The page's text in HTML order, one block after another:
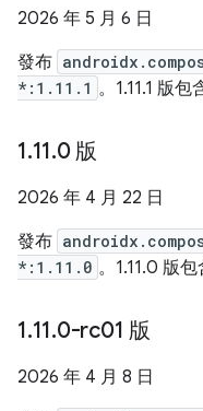
2026 年 5 月 6 日
發布
*:1.11.1 。1.11.1 版包
1.11.0 版
2026 年 4 月 22 日
發布
*:1.11.0 。1.11.0 版包
1.11.0-rc01 版
2026 年 4 月 8 日